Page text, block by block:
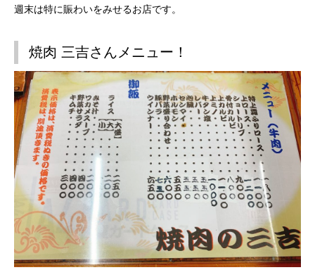
週末は特に賑わいをみせるお店です。
焼肉 三吉さんメニュー！